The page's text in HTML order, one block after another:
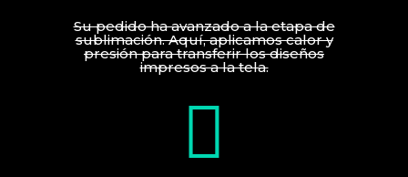
Su pedido ha avanzado a la etapa de
sublimación. Aquí, aplicamos calor y
presión para transferir los diseños
impresos a la tela.